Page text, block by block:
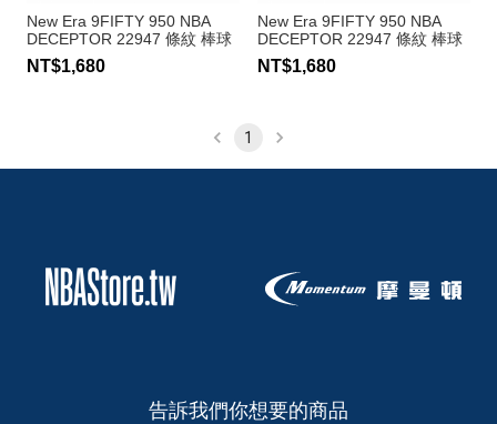
New Era 9FIFTY 950 NBA
DECEPTOR 22947 條紋 棒球
帽 公牛隊
NT$1,680
New Era 9FIFTY 950 NBA
DECEPTOR 22947 條紋 棒球
帽 公牛隊
NT$1,680
1
告訴我們你想要的商品